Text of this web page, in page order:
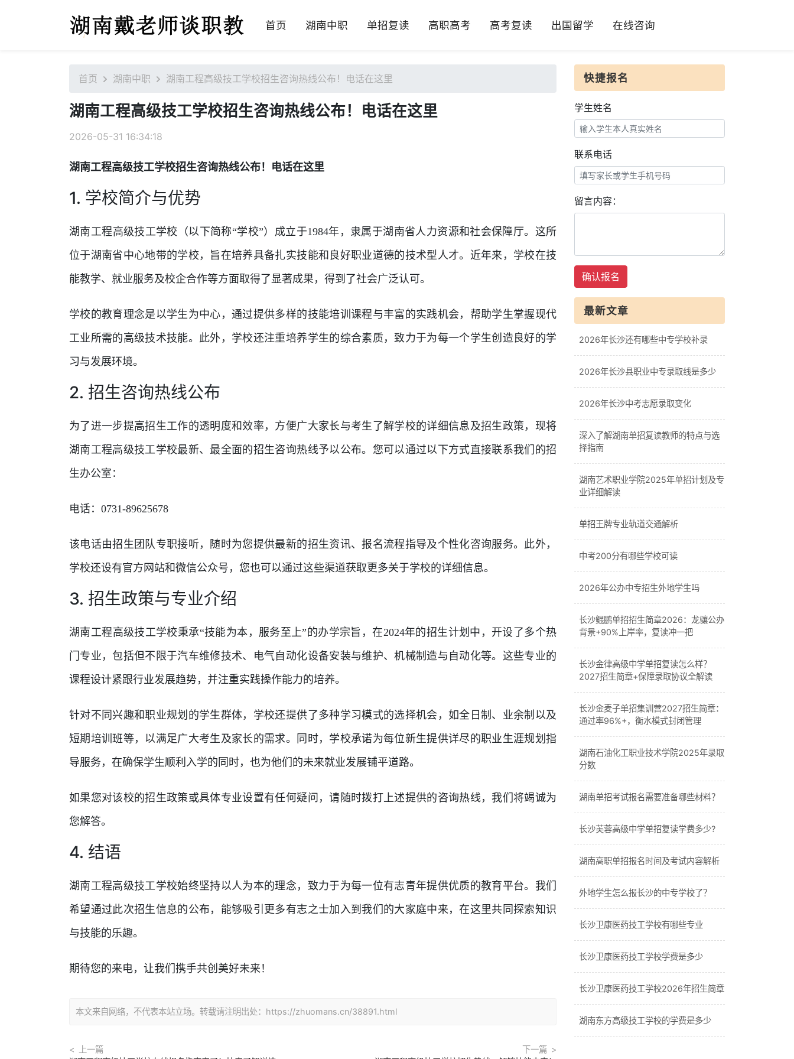
首页 湖南中职 单招复读 高职高考 高考复读 出国留学 在线咨询
首页 湖南中职 湖南工程高级技工学校招生咨询热线公布！电话在这里
湖南工程高级技工学校招生咨询热线公布！电话在这里
2026-05-31 16:34:18
湖南工程高级技工学校招生咨询热线公布！电话在这里
1. 学校简介与优势
湖南工程高级技工学校（以下简称“学校”）成立于1984年，隶属于湖南省人力资源和社会保障厅。这所
位于湖南省中心地带的学校，旨在培养具备扎实技能和良好职业道德的技术型人才。近年来，学校在技
能教学、就业服务及校企合作等方面取得了显著成果，得到了社会广泛认可。
学校的教育理念是以学生为中心，通过提供多样的技能培训课程与丰富的实践机会，帮助学生掌握现代
工业所需的高级技术技能。此外，学校还注重培养学生的综合素质，致力于为每一个学生创造良好的学
习与发展环境。
2. 招生咨询热线公布
为了进一步提高招生工作的透明度和效率，方便广大家长与考生了解学校的详细信息及招生政策，现将
湖南工程高级技工学校最新、最全面的招生咨询热线予以公布。您可以通过以下方式直接联系我们的招
生办公室：
电话：0731-89625678
该电话由招生团队专职接听，随时为您提供最新的招生资讯、报名流程指导及个性化咨询服务。此外，
学校还设有官方网站和微信公众号，您也可以通过这些渠道获取更多关于学校的详细信息。
3. 招生政策与专业介绍
湖南工程高级技工学校秉承“技能为本，服务至上”的办学宗旨，在2024年的招生计划中，开设了多个热
门专业，包括但不限于汽车维修技术、电气自动化设备安装与维护、机械制造与自动化等。这些专业的
课程设计紧跟行业发展趋势，并注重实践操作能力的培养。
针对不同兴趣和职业规划的学生群体，学校还提供了多种学习模式的选择机会，如全日制、业余制以及
短期培训班等，以满足广大考生及家长的需求。同时，学校承诺为每位新生提供详尽的职业生涯规划指
导服务，在确保学生顺利入学的同时，也为他们的未来就业发展铺平道路。
如果您对该校的招生政策或具体专业设置有任何疑问，请随时拨打上述提供的咨询热线，我们将竭诚为
您解答。
4. 结语
湖南工程高级技工学校始终坚持以人为本的理念，致力于为每一位有志青年提供优质的教育平台。我们
希望通过此次招生信息的公布，能够吸引更多有志之士加入到我们的大家庭中来，在这里共同探索知识
与技能的乐趣。
期待您的来电，让我们携手共创美好未来！
本文来自网络，不代表本站立场。转载请注明出处：https://zhuomans.cn/38891.html
上一篇
下一篇
快捷报名
学生姓名
联系电话
留言内容：
确认报名
最新文章
2026年长沙还有哪些中专学校补录
2026年长沙县职业中专录取线是多少
2026年长沙中考志愿录取变化
深入了解湖南单招复读教师的特点与选
择指南
湖南艺术职业学院2025年单招计划及专
业详细解读
单招王牌专业轨道交通解析
中考200分有哪些学校可读
2026年公办中专招生外地学生吗
长沙鲲鹏单招招生简章2026：龙骧公办
背景+90%上岸率，复读冲一把
长沙金律高级中学单招复读怎么样？
2027招生简章+保障录取协议全解读
长沙金麦子单招集训营2027招生简章：
通过率96%+，衡水模式封闭管理
湖南石油化工职业技术学院2025年录取
分数
湖南单招考试报名需要准备哪些材料？
长沙芙蓉高级中学单招复读学费多少?
湖南高职单招报名时间及考试内容解析
外地学生怎么报长沙的中专学校了？
长沙卫康医药技工学校有哪些专业
长沙卫康医药技工学校学费是多少
长沙卫康医药技工学校2026年招生简章
湖南东方高级技工学校的学费是多少